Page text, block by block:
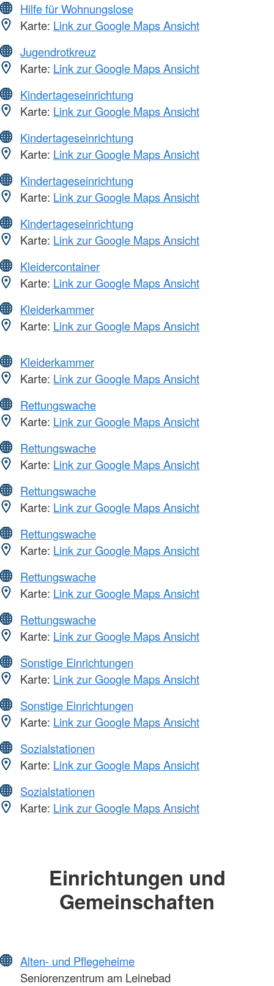
Hilfe für Wohnungslose
Karte: Link zur Google Maps Ansicht
Jugendrotkreuz
Karte: Link zur Google Maps Ansicht
Kindertageseinrichtung
Karte: Link zur Google Maps Ansicht
Kindertageseinrichtung
Karte: Link zur Google Maps Ansicht
Kindertageseinrichtung
Karte: Link zur Google Maps Ansicht
Kindertageseinrichtung
Karte: Link zur Google Maps Ansicht
Kleidercontainer
Karte: Link zur Google Maps Ansicht
Kleiderkammer
Karte: Link zur Google Maps Ansicht
Kleiderkammer
Karte: Link zur Google Maps Ansicht
Rettungswache
Karte: Link zur Google Maps Ansicht
Rettungswache
Karte: Link zur Google Maps Ansicht
Rettungswache
Karte: Link zur Google Maps Ansicht
Rettungswache
Karte: Link zur Google Maps Ansicht
Rettungswache
Karte: Link zur Google Maps Ansicht
Rettungswache
Karte: Link zur Google Maps Ansicht
Sonstige Einrichtungen
Karte: Link zur Google Maps Ansicht
Sonstige Einrichtungen
Karte: Link zur Google Maps Ansicht
Sozialstationen
Karte: Link zur Google Maps Ansicht
Sozialstationen
Karte: Link zur Google Maps Ansicht
Einrichtungen und
Gemeinschaften
Alten- und Pflegeheime
Seniorenzentrum am Leinebad